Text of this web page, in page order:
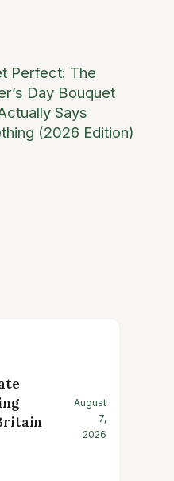
Perfect: The
Day Bouquet
Says
(2026 Edition)
August
7,
2026